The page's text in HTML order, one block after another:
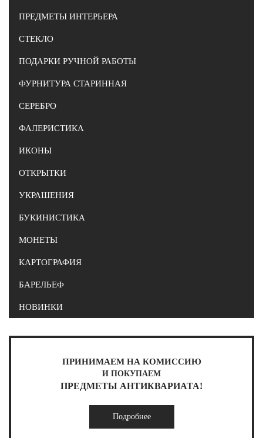
ПРЕДМЕТЫ ИНТЕРЬЕРА
СТЕКЛО
ПОДАРКИ РУЧНОЙ РАБОТЫ
ФУРНИТУРА СТАРИННАЯ
СЕРЕБРО
ФАЛЕРИСТИКА
ИКОНЫ
ОТКРЫТКИ
УКРАШЕНИЯ
БУКИНИСТИКА
МОНЕТЫ
КАРТОГРАФИЯ
БАРЕЛЬЕФ
НОВИНКИ
ПРИНИМАЕМ НА КОМИССИЮ
И ПОКУПАЕМ
ПРЕДМЕТЫ АНТИКВАРИАТА!
Подробнее